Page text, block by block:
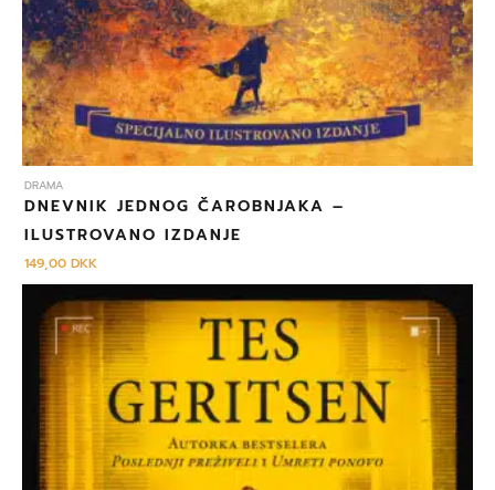
DRAMA
DNEVNIK JEDNOG ČAROBNJAKA –
ILUSTROVANO IZDANJE
149,00DKK